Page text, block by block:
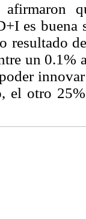
afirmaron
es buena
resultado
un 0.1%
el otro